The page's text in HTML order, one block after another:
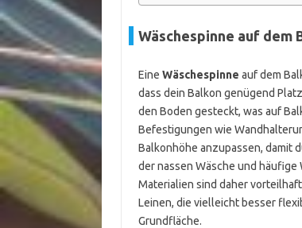
Wäschespinne auf dem
Eine Wäschespinne auf dem
dass dein Balkon genügend
den Boden gesteckt, was auf
Befestigungen wie
Balkonhöhe anzupassen, damit
der nassen Wäsche und
Materialien sind daher
Leinen, die vielleicht besser
Grundfläche.